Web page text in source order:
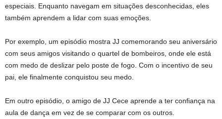
especiais. Enquanto navegam em situações desconhecidas, eles
também aprendem a lidar com suas emoções.
Por exemplo, um episódio mostra JJ comemorando seu aniversário
com seus amigos visitando o quartel de bombeiros, onde ele está
com medo de deslizar pelo poste de fogo. Com o incentivo de seu
pai, ele finalmente conquistou seu medo.
Em outro episódio, o amigo de JJ Cece aprende a ter confiança na
aula de dança em vez de se comparar com os outros.